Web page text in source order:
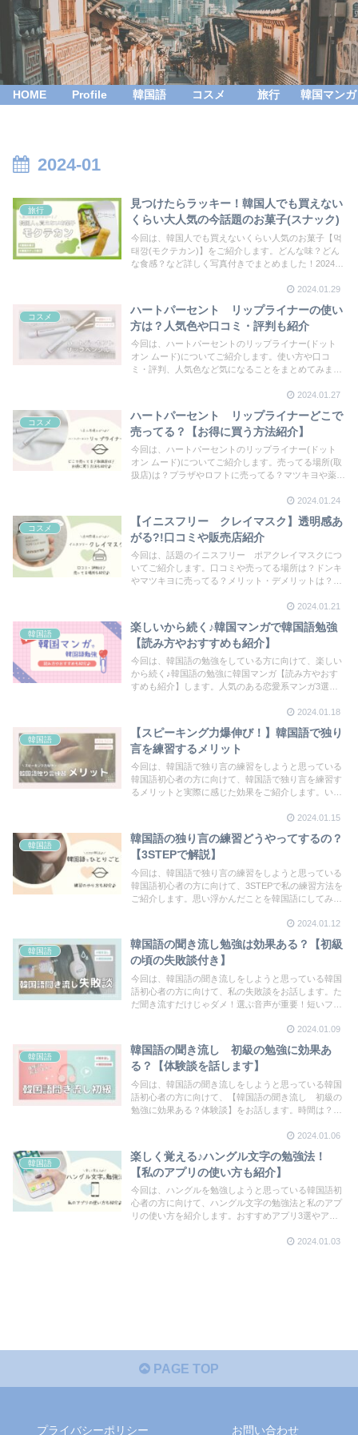
HOME Profile 韓国語 コスメ 旅行 韓国マンガ
2024-01
旅行
見つけたらラッキー！韓国人でも買えない
くらい大人気の今話題のお菓子(スナック)
今回は、韓国人でも買えないくらい人気のお菓子【먹
태깡(モクテカン)】をご紹介します。どんな味？どん
な食感？など詳しく写真付きでまとめました！2024年
売ってる？販売店は？について気になることをまとめ
2024.01.29
コスメ
ハートパーセント リップライナーの使い
方は？人気色や口コミ・評判も紹介
今回は、ハートパーセントのリップライナー(ドット
オン ムード)についてご紹介します。使い方や口コ
ミ・評判、人気色など気になることをまとめてみまし
すぎてどれを選べばいいか困ってる。そんな方に役立
2024.01.27
コスメ
ハートパーセント リップライナーどこで
売ってる？【お得に買う方法紹介】
今回は、ハートパーセントのリップライナー(ドット
オン ムード)についてご紹介します。売ってる場所(取
扱店)は？プラザやロフトに売ってる？マツキヨや薬局
る？使った人のリアルな声は？気になることをまとめ
てみました。
2024.01.24
コスメ
【イニスフリー クレイマスク】透明感あ
がる?!口コミや販売店紹介
今回は、話題のイニスフリー ポアクレイマスクにつ
いてご紹介します。口コミや売ってる場所は？ドンキ
やマツキヨに売ってる？メリット・デメリットは？実
本当？肌が明るくなる？気になることをまとめてみま
2024.01.21
韓国語
楽しいから続く♪韓国マンガで韓国語勉強
【読み方やおすすめも紹介】
今回は、韓国語の勉強をしている方に向けて、楽しい
から続く♪韓国語の勉強に韓国マンガ【読み方やおす
すめも紹介】します。人気のある恋愛系マンガ3選、
学ぶのか、韓国まんがの読み方などをまとめてみまし
た。
2024.01.18
韓国語
【スピーキング力爆伸び！】韓国語で独り
言を練習するメリット
今回は、韓国語で独り言の練習をしようと思っている
韓国語初心者の方に向けて、韓国語で独り言を練習す
るメリットと実際に感じた効果をご紹介します。いつ
韓国語に触れる時間が長くなるなどメリットがたくさ
んあります！
2024.01.15
韓国語
韓国語の独り言の練習どうやってするの？
【3STEPで解説】
今回は、韓国語で独り言の練習をしようと思っている
韓国語初心者の方に向けて、3STEPで私の練習方法を
ご紹介します。思い浮かんだことを韓国語にしてみ
この方法で試してみるのをおすすめします。2024.01.12
韓国語
韓国語の聞き流し勉強は効果ある？【初級
の頃の失敗談付き】
今回は、韓国語の聞き流しをしようと思っている韓国
語初心者の方に向けて、私の失敗談をお話します。た
だ聞き流すだけじゃダメ！選ぶ音声が重要！短いフレ
心者の時に感じたことをまとめています。2024.01.09
韓国語
韓国語の聞き流し 初級の勉強に効果あ
る？【体験談を話します】
今回は、韓国語の聞き流しをしようと思っている韓国
語初心者の方に向けて、【韓国語の聞き流し 初級の
勉強に効果ある？体験談】をお話します。時間は？音
したことなどもまとめてご紹介しています。2024.01.06
韓国語
楽しく覚える♪ハングル文字の勉強法！
【私のアプリの使い方も紹介】
今回は、ハングルを勉強しようと思っている韓国語初
心者の方に向けて、ハングル文字の勉強法と私のアプ
リの使い方を紹介します。おすすめアプリ3選やアプ
2024.01.03
PAGE TOP
プライバシーポリシー お問い合わせ